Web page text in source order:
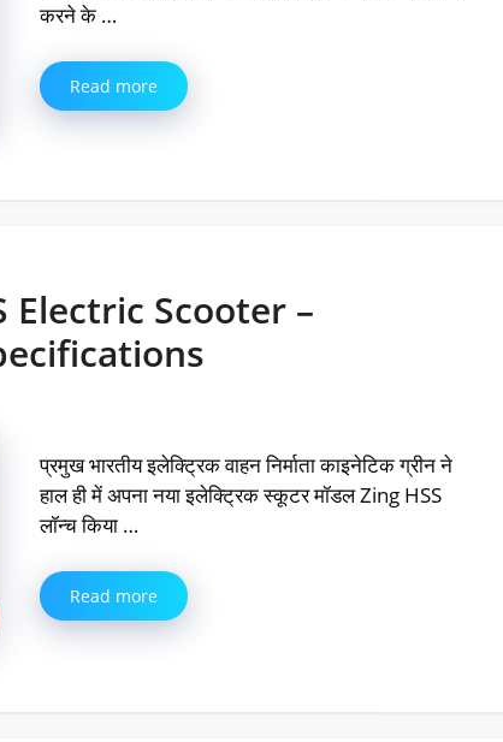
करने के …
Read more
Electric Scooter –
प्रमुख भारतीय इलेक्ट्रिक वाहन निर्माता काइनेटिक ग्रीन ने
हाल ही में अपना नया इलेक्ट्रिक स्कूटर मॉडल Zing HSS
लॉन्च किया …
Read more